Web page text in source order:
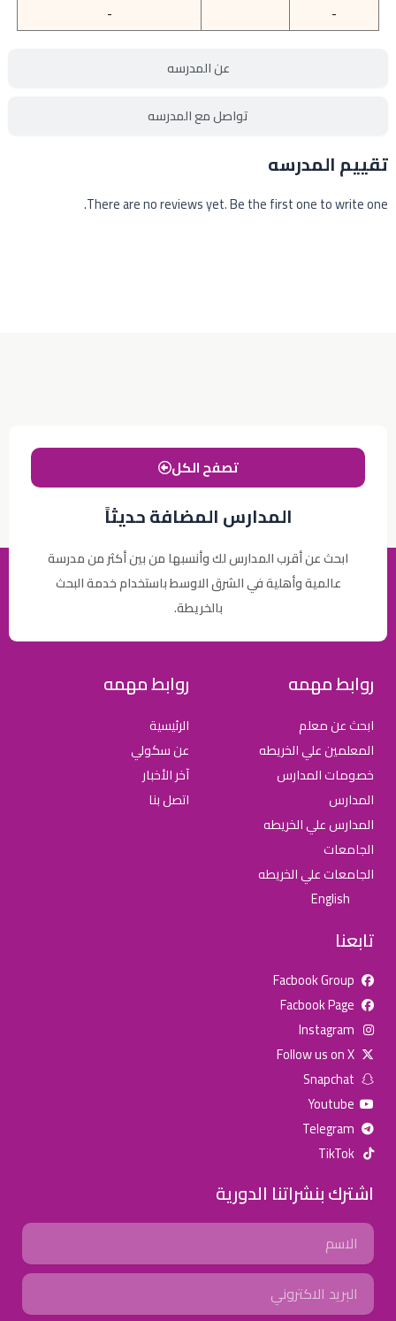
عن المدرسه
تواصل مع المدرسه
-
-
تقييم المدرسه
There are no reviews yet. Be the first one to write one.
المدارس المضافة حديثاً
ابحث عن أقرب المدارس لك وأنسبها من بين أكثر من مدرسة
عالمية وأهلية في الشرق الاوسط باستخدام خدمة البحث
بالخريطة.
تصفح الكل
روابط مهمه
ابحث عن معلم
المعلمين علي الخريطه
خصومات المدارس
المدارس
المدارس علي الخريطه
الجامعات
الجامعات علي الخريطه
English
روابط مهمه
الرئيسية
عن سكولي
آخر الأخبار
اتصل بنا
تابعنا
Facbook Group
Facbook Page
Instagram
Follow us on X
Snapchat
Youtube
Telegram
TikTok
اشترك بنشراتنا الدورية
Name
Email
للإعلان على منصة سكولي وجروب مدارس عالمية وأهلية يشرفنا
جروب فيسبوك
تويتر (X) سناب شات يوتيوب